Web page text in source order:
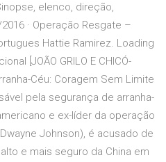
elenco, direção,
· Operação Resgate –
Hattie Ramirez. Loading
[JOÃO GRILO E CHICÓ-
Céu: Coragem Sem Limite
pela segurança de arranha-
e ex-líder da operação
Johnson), é acusado de
e mais seguro da China em